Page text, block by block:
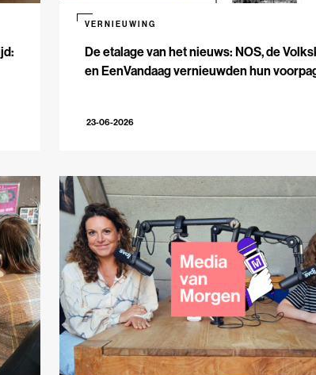
De etalage van het nieuws: NOS, de
en EenVandaag vernieuwden hun
VERNIEUWING
23-06-2026